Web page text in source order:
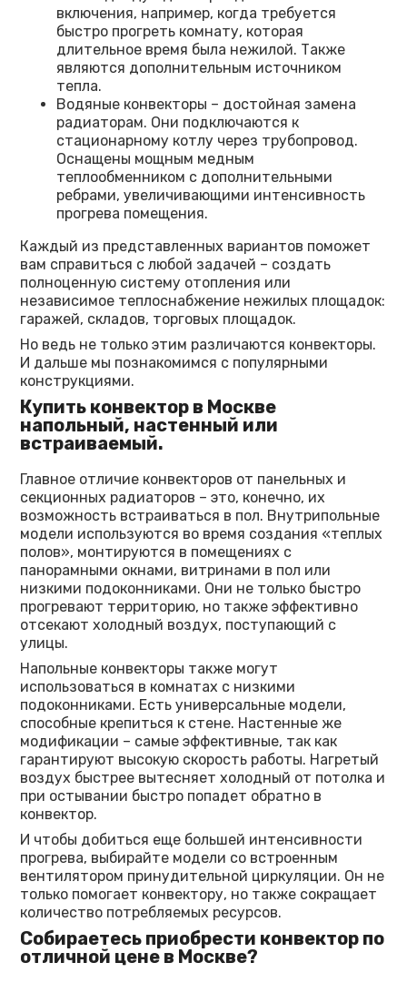
включения, например, когда требуется
быстро прогреть комнату, которая
длительное время была нежилой. Также
являются дополнительным источником
тепла.
Водяные конвекторы – достойная замена
радиаторам. Они подключаются к
стационарному котлу через трубопровод.
Оснащены мощным медным
теплообменником с дополнительными
ребрами, увеличивающими интенсивность
прогрева помещения.
Каждый из представленных вариантов поможет
вам справиться с любой задачей – создать
полноценную систему отопления или
независимое теплоснабжение нежилых площадок:
гаражей, складов, торговых площадок.
Но ведь не только этим различаются конвекторы.
И дальше мы познакомимся с популярными
конструкциями.
Купить конвектор в Москве
напольный, настенный или
встраиваемый.
Главное отличие конвекторов от панельных и
секционных радиаторов – это, конечно, их
возможность встраиваться в пол. Внутрипольные
модели используются во время создания «теплых
полов», монтируются в помещениях с
панорамными окнами, витринами в пол или
низкими подоконниками. Они не только быстро
прогревают территорию, но также эффективно
отсекают холодный воздух, поступающий с
улицы.
Напольные конвекторы также могут
использоваться в комнатах с низкими
подоконниками. Есть универсальные модели,
способные крепиться к стене. Настенные же
модификации – самые эффективные, так как
гарантируют высокую скорость работы. Нагретый
воздух быстрее вытесняет холодный от потолка и
при остывании быстро попадет обратно в
конвектор.
И чтобы добиться еще большей интенсивности
прогрева, выбирайте модели со встроенным
вентилятором принудительной циркуляции. Он не
только помогает конвектору, но также сокращает
количество потребляемых ресурсов.
Собираетесь приобрести конвектор по
отличной цене в Москве?